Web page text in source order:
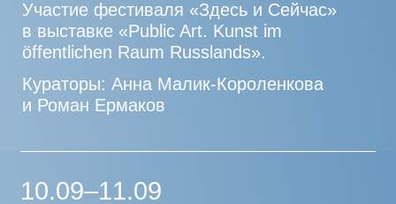
Ведущие: Анна Малик-Короленкова,
Анастасия Соловьева
«ИНТЕРМУЗЕЙ»
24.05